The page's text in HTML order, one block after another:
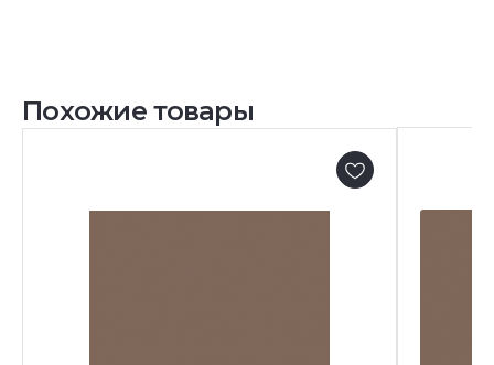
Похожие товары